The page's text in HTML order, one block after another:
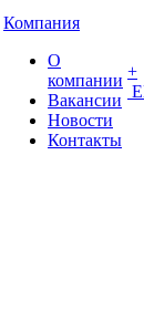
Компания
О
компании
Вакансии
Новости
Контакты
+